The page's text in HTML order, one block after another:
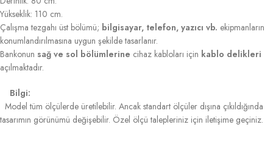
Yükseklik: 110 cm.
Çalışma tezgahı üst bölümü; bilgisayar, telefon, yazıcı vb. ekipmanların
konumlandırılmasına uygun şekilde tasarlanır.
Bankonun sağ ve sol bölümlerine cihaz kabloları için kablo delikleri
açılmaktadır.
Bilgi:
Model tüm ölçülerde üretilebilir. Ancak standart ölçüler dışına çıkıldığında
tasarımın görünümü değişebilir. Özel ölçü talepleriniz için iletişime geçiniz.